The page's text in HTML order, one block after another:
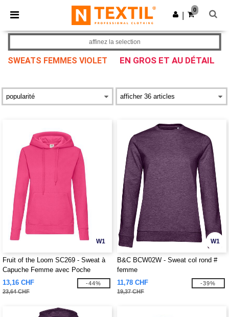
× Appli Ntextil
Meilleurs prix sur l’app !
Obtenir l'appli
0
SWEATS FEMMES VIOLET EN GROS ET AU DÉTAIL
affinez la selection
W1
Fruit of the Loom SC269 - Sweat à
Capuche Femme avec Poche
Kangourou
13,16 CHF
23,64 CHF
-44%
W1
B&C BCW02W - Sweat col rond #
femme
11,78 CHF
19,37 CHF
-39%